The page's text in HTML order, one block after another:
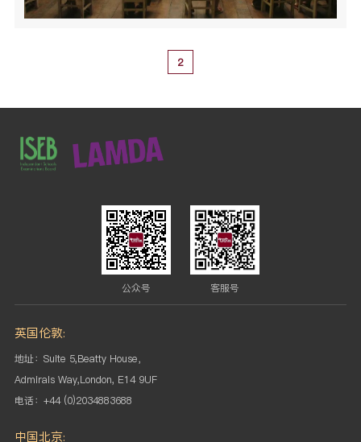
2
公众号 客服号
英国伦敦:
地址：Suite 5,Beatty House，
Admirals Way,London, E14 9UF
电话：+44 (0)2034883688
中国北京: